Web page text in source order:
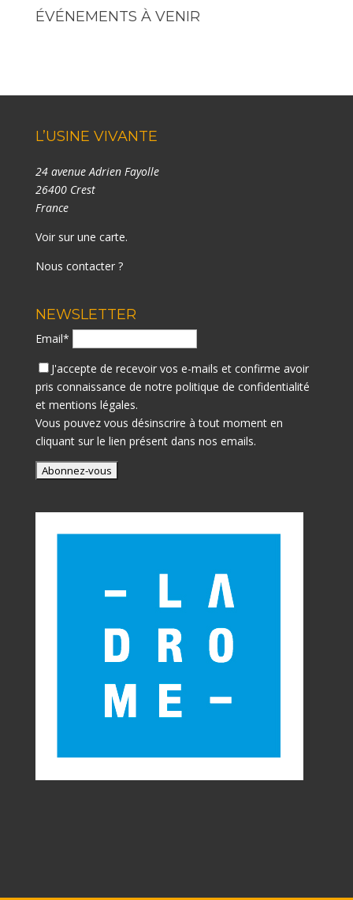
ÉVÉNEMENTS À VENIR
L’USINE VIVANTE
24 avenue Adrien Fayolle
26400 Crest
France
Voir sur une carte.
Nous contacter ?
NEWSLETTER
Email*
J'accepte de recevoir vos e-mails et confirme avoir
pris connaissance de notre politique de confidentialité
et mentions légales.
Vous pouvez vous désinscrire à tout moment en
cliquant sur le lien présent dans nos emails.